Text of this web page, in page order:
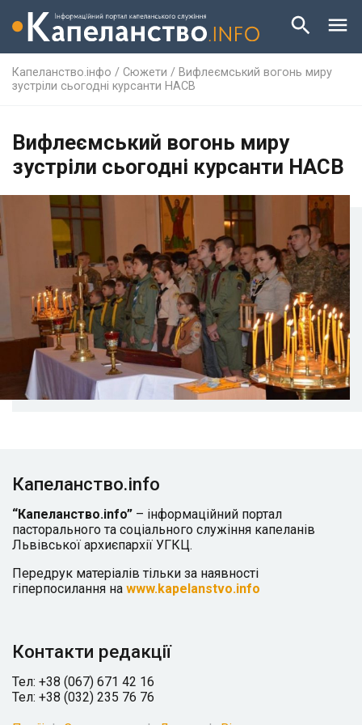
Капеланство.інфо / Сюжети / Вифлеємський вогонь миру
зустріли сьогодні курсанти НАСВ
Вифлеємський вогонь миру
зустріли сьогодні курсанти НАСВ
Капеланство.info
“Капеланство.info” – інформаційний портал
пасторального та соціального служіння капеланів
Львівської архиєпархії УГКЦ.
Передрук матеріалів тільки за наявності
гіперпосилання на www.kapelanstvo.info
Контакти редакції
Тел: +38 (067) 671 42 16
Тел: +38 (032) 235 76 76